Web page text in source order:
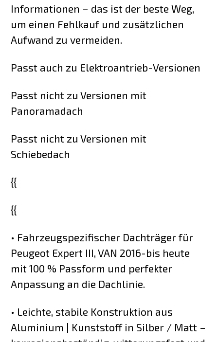
Informationen – das ist der beste Weg,
um einen Fehlkauf und zusätzlichen
Aufwand zu vermeiden.
Passt auch zu Elektroantrieb-Versionen
Passt nicht zu Versionen mit
Panoramadach
Passt nicht zu Versionen mit
Schiebedach
{{
{{
• Fahrzeugspezifischer Dachträger für
Peugeot Expert III, VAN 2016-bis heute
mit 100 % Passform und perfekter
Anpassung an die Dachlinie.
• Leichte, stabile Konstruktion aus
Aluminium | Kunststoff in Silber / Matt –